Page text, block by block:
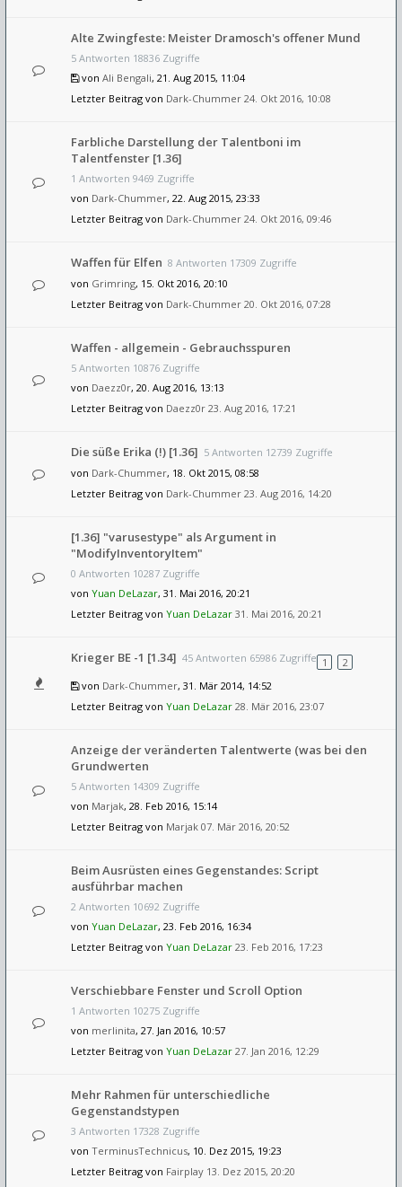
Alte Zwingfeste: Meister Dramosch's offener Mund
5 Antworten 18836 Zugriffe
von Ali Bengali, 21. Aug 2015, 11:04
Letzter Beitrag von Dark-Chummer 24. Okt 2016, 10:08
Farbliche Darstellung der Talentboni im
Talentfenster [1.36]
1 Antworten 9469 Zugriffe
von Dark-Chummer, 22. Aug 2015, 23:33
Letzter Beitrag von Dark-Chummer 24. Okt 2016, 09:46
Waffen für Elfen 8 Antworten 17309 Zugriffe
von Grimring, 15. Okt 2016, 20:10
Letzter Beitrag von Dark-Chummer 20. Okt 2016, 07:28
Waffen - allgemein - Gebrauchsspuren
5 Antworten 10876 Zugriffe
von Daezz0r, 20. Aug 2016, 13:13
Letzter Beitrag von Daezz0r 23. Aug 2016, 17:21
Die süße Erika (!) [1.36] 5 Antworten 12739 Zugriffe
von Dark-Chummer, 18. Okt 2015, 08:58
Letzter Beitrag von Dark-Chummer 23. Aug 2016, 14:20
[1.36] "varusestype" als Argument in
"ModifyInventoryItem"
0 Antworten 10287 Zugriffe
von Yuan DeLazar, 31. Mai 2016, 20:21
Letzter Beitrag von Yuan DeLazar 31. Mai 2016, 20:21
Krieger BE -1 [1.34] 45 Antworten 65986 Zugriffe 1
2
von Dark-Chummer, 31. Mär 2014, 14:52
Letzter Beitrag von Yuan DeLazar 28. Mär 2016, 23:07
Anzeige der veränderten Talentwerte (was bei den
Grundwerten
5 Antworten 14309 Zugriffe
von Marjak, 28. Feb 2016, 15:14
Letzter Beitrag von Marjak 07. Mär 2016, 20:52
Beim Ausrüsten eines Gegenstandes: Script
ausführbar machen
2 Antworten 10692 Zugriffe
von Yuan DeLazar, 23. Feb 2016, 16:34
Letzter Beitrag von Yuan DeLazar 23. Feb 2016, 17:23
Verschiebbare Fenster und Scroll Option
1 Antworten 10275 Zugriffe
von merlinita, 27. Jan 2016, 10:57
Letzter Beitrag von Yuan DeLazar 27. Jan 2016, 12:29
Mehr Rahmen für unterschiedliche
Gegenstandstypen
3 Antworten 17328 Zugriffe
von TerminusTechnicus, 10. Dez 2015, 19:23
Letzter Beitrag von Fairplay 13. Dez 2015, 20:20